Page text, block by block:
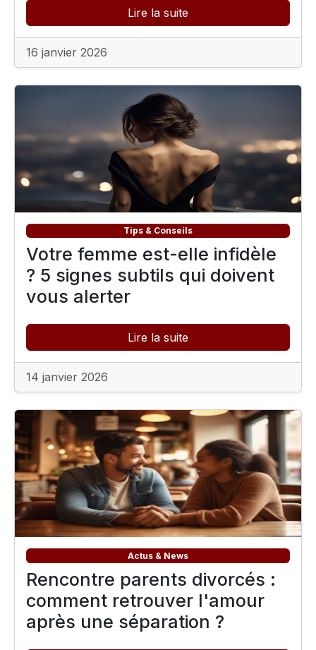
Lire la suite
16 janvier 2026
Tips & Conseils
Votre femme est-elle infidèle
? 5 signes subtils qui doivent
vous alerter
Lire la suite
14 janvier 2026
Actus & News
Rencontre parents divorcés :
comment retrouver l'amour
après une séparation ?